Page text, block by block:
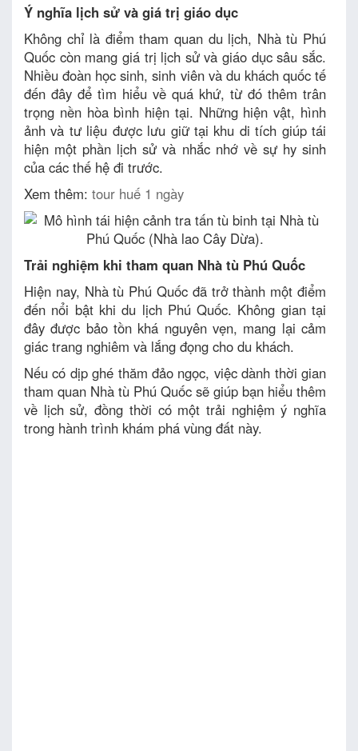
Ý nghĩa lịch sử và giá trị giáo dục
Không chỉ là điểm tham quan du lịch, Nhà tù Phú
Quốc còn mang giá trị lịch sử và giáo dục sâu sắc.
Nhiều đoàn học sinh, sinh viên và du khách quốc tế
đến đây để tìm hiểu về quá khứ, từ đó thêm trân
trọng nền hòa bình hiện tại. Những hiện vật, hình
ảnh và tư liệu được lưu giữ tại khu di tích giúp tái
hiện một phần lịch sử và nhắc nhớ về sự hy sinh
của các thế hệ đi trước.
Xem thêm: tour huế 1 ngày​
Trải nghiệm khi tham quan Nhà tù Phú Quốc
Hiện nay, Nhà tù Phú Quốc đã trở thành một điểm
đến nổi bật khi du lịch Phú Quốc. Không gian tại
đây được bảo tồn khá nguyên vẹn, mang lại cảm
giác trang nghiêm và lắng đọng cho du khách.
Nếu có dịp ghé thăm đảo ngọc, việc dành thời gian
tham quan Nhà tù Phú Quốc sẽ giúp bạn hiểu thêm
về lịch sử, đồng thời có một trải nghiệm ý nghĩa
trong hành trình khám phá vùng đất này.